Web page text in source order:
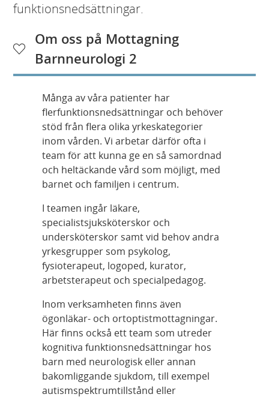
funktionsnedsättningar.
Om oss på Mottagning
Barnneurologi 2
Många av våra patienter har
flerfunktionsnedsättningar och behöver
stöd från flera olika yrkeskategorier
inom vården. Vi arbetar därför ofta i
team för att kunna ge en så samordnad
och heltäckande vård som möjligt, med
barnet och familjen i centrum.
I teamen ingår läkare,
specialistsjuksköterskor och
undersköterskor samt vid behov andra
yrkesgrupper som psykolog,
fysioterapeut, logoped, kurator,
arbetsterapeut och specialpedagog.
Inom verksamheten finns även
ögonläkar- och ortoptistmottagningar.
Här finns också ett team som utreder
kognitiva funktionsnedsättningar hos
barn med neurologisk eller annan
bakomliggande sjukdom, till exempel
autismspektrumtillstånd eller